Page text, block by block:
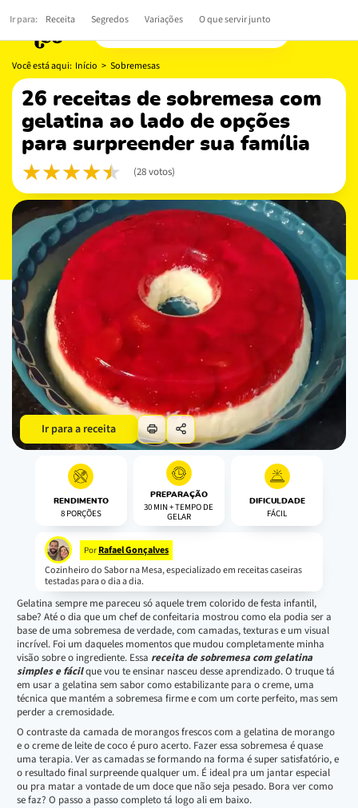
Você está aqui: Início > Sobremesas
26 receitas de sobremesa com
gelatina ao lado de opções
para surpreender sua família
(28 votos)
Ir para a receita
RENDIMENTO
8 PORÇÕES
PREPARAÇÃO
30 MIN + TEMPO DE
GELAR
DIFICULDADE
FÁCIL
Por Rafael Gonçalves
Cozinheiro do Sabor na Mesa, especializado em receitas caseiras
testadas para o dia a dia.
Gelatina sempre me pareceu só aquele trem colorido de festa infantil,
sabe? Até o dia que um chef de confeitaria mostrou como ela podia ser a
base de uma sobremesa de verdade, com camadas, texturas e um visual
incrível. Foi um daqueles momentos que mudou completamente minha
visão sobre o ingrediente. Essa receita de sobremesa com gelatina
simples e fácilque vou te ensinar nasceu desse aprendizado. O truque tá
em usar a gelatina sem sabor como estabilizante para o creme, uma
técnica que mantém a sobremesa firme e com um corte perfeito, mas sem
perder a cremosidade.
O contraste da camada de morangos frescos com a gelatina de morango
e o creme de leite de coco é puro acerto. Fazer essa sobremesa é quase
uma terapia. Ver as camadas se formando na forma é super satisfatório, e
o resultado final surpreende qualquer um. É ideal pra um jantar especial
ou pra matar a vontade de um doce que não seja pesado. Bora ver como
se faz? O passo a passo completo tá logo ali em baixo.
Ir para: Receita Segredos Variações O que servir junto